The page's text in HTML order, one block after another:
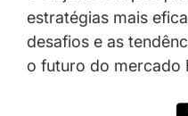
estratégias mais
desafios e as
o futuro do mercado